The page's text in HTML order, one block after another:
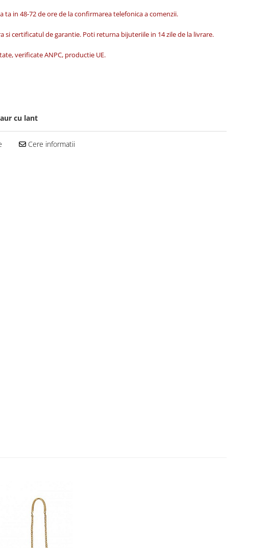
ta in 48-72 de ore de la confirmarea telefonica a comenzii.
si certificatul de garantie. Poti returna bijuteriile in 14 zile de la livrare.
verificate ANPC, productie UE.
cu lant
Cere informatii